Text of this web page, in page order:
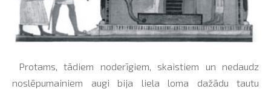
Protams, tādiem noderīgiem, skaistiem un nedaudz
noslēpumainiem augi bija liela loma dažādu tautu